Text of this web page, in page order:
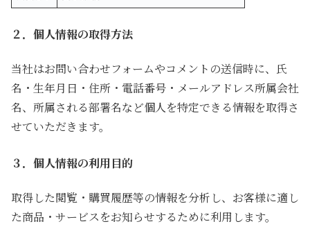
２．個人情報の取得方法
当社はお問い合わせフォームやコメントの送信時に、氏
名・生年月日・住所・電話番号・メールアドレス所属会社
名、所属される部署名など個人を特定できる情報を取得さ
せていただきます。
３．個人情報の利用目的
取得した閲覧・購買履歴等の情報を分析し、お客様に適し
た商品・サービスをお知らせするために利用します。